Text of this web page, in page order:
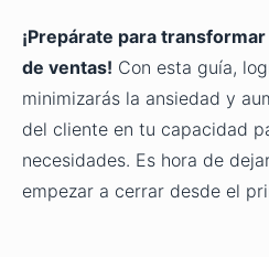
¡Prepárate para
de ventas! Con esta guía,
minimizarás la ansiedad y
del cliente en tu capacidad
necesidades. Es hora de
empezar a cerrar desde el